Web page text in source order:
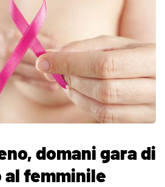
domani gara di
femminile